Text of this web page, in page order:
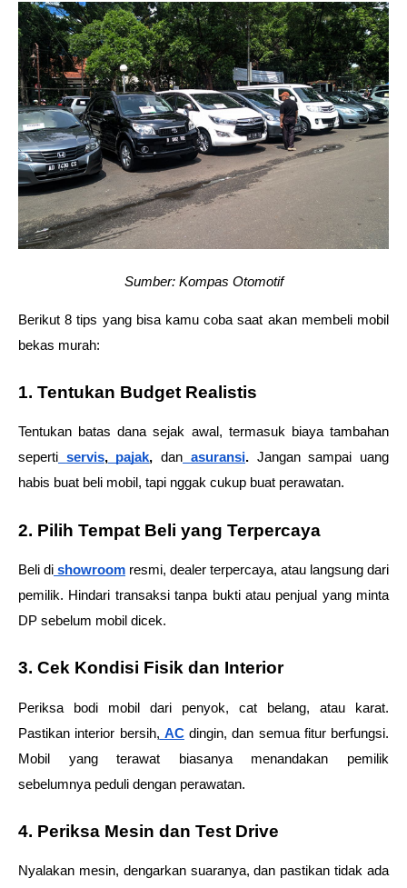
Sumber: Kompas Otomotif
Berikut 8 tips yang bisa kamu coba saat akan membeli mobil
bekas murah:
1. Tentukan Budget Realistis
Tentukan batas dana sejak awal, termasuk biaya tambahan
seperti servis, pajak, dan asuransi. Jangan sampai uang
habis buat beli mobil, tapi nggak cukup buat perawatan.
2. Pilih Tempat Beli yang Terpercaya
Beli di showroom resmi, dealer terpercaya, atau langsung dari
pemilik. Hindari transaksi tanpa bukti atau penjual yang minta
DP sebelum mobil dicek.
3. Cek Kondisi Fisik dan Interior
Periksa bodi mobil dari penyok, cat belang, atau karat.
Pastikan interior bersih, AC dingin, dan semua fitur berfungsi.
Mobil yang terawat biasanya menandakan pemilik
sebelumnya peduli dengan perawatan.
4. Periksa Mesin dan Test Drive
Nyalakan mesin, dengarkan suaranya, dan pastikan tidak ada